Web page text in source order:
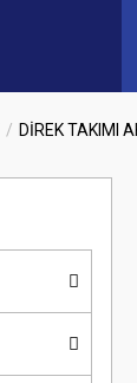
DİREK TAKIMI